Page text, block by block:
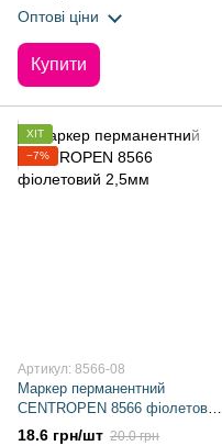
Оптові ціни
Купити
ХІТ
−7%
Артикул: 8566-08
Маркер перманентний
CENTROPEN 8566 фіолетовий
2,5мм
18.6 грн/шт 20.0 грн